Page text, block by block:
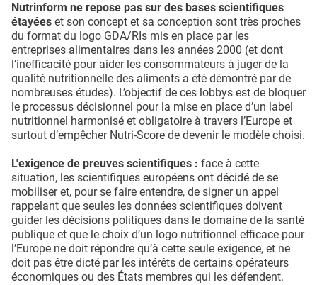
Nutrinform ne repose pas sur des bases scientifiques
étayées et son concept et sa conception sont très proches
du format du logo GDA/RIs mis en place par les
entreprises alimentaires dans les années 2000 (et dont
l’inefficacité pour aider les consommateurs à juger de la
qualité nutritionnelle des aliments a été démontré par de
nombreuses études). L’objectif de ces lobbys est de bloquer
le processus décisionnel pour la mise en place d’un label
nutritionnel harmonisé et obligatoire à travers l’Europe et
surtout d’empêcher Nutri-Score de devenir le modèle choisi.
L'exigence de preuves scientifiques : face à cette
situation, les scientifiques européens ont décidé de se
mobiliser et, pour se faire entendre, de signer un appel
rappelant que seules les données scientifiques doivent
guider les décisions politiques dans le domaine de la santé
publique et que le choix d’un logo nutritionnel efficace pour
l’Europe ne doit répondre qu’à cette seule exigence, et ne
doit pas être dicté par les intérêts de certains opérateurs
économiques ou des États membres qui les défendent.